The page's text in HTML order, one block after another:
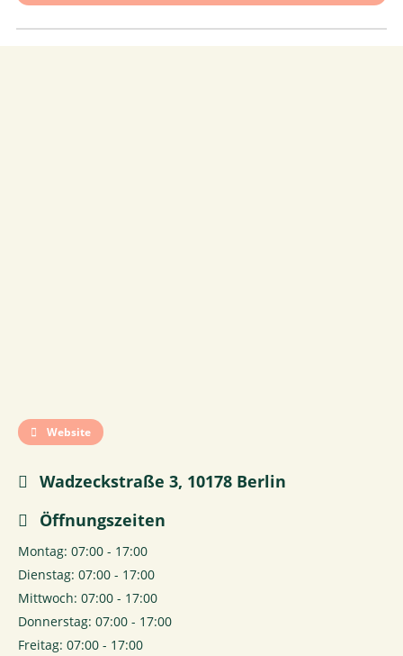
Website
Wadzeckstraße 3, 10178 Berlin
Öffnungszeiten
Montag: 07:00 - 17:00
Dienstag: 07:00 - 17:00
Mittwoch: 07:00 - 17:00
Donnerstag: 07:00 - 17:00
Freitag: 07:00 - 17:00